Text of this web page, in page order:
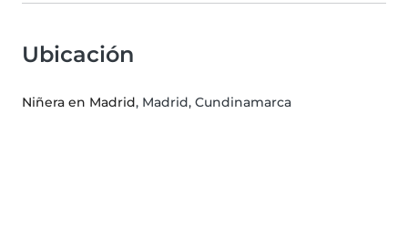
Ubicación
Niñera en Madrid, Madrid, Cundinamarca